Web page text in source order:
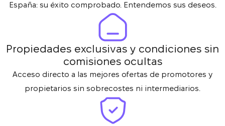
España: su éxito comprobado. Entendemos sus deseos.
Propiedades exclusivas y condiciones sin
comisiones ocultas
Acceso directo a las mejores ofertas de promotores y
propietarios sin sobrecostes ni intermediarios.